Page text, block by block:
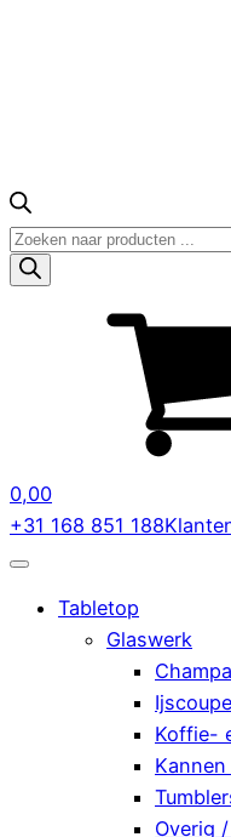
Producten
zoeken
0,00
+31 168 851 188
Tabletop
Glaswerk
Koffie-
Overig